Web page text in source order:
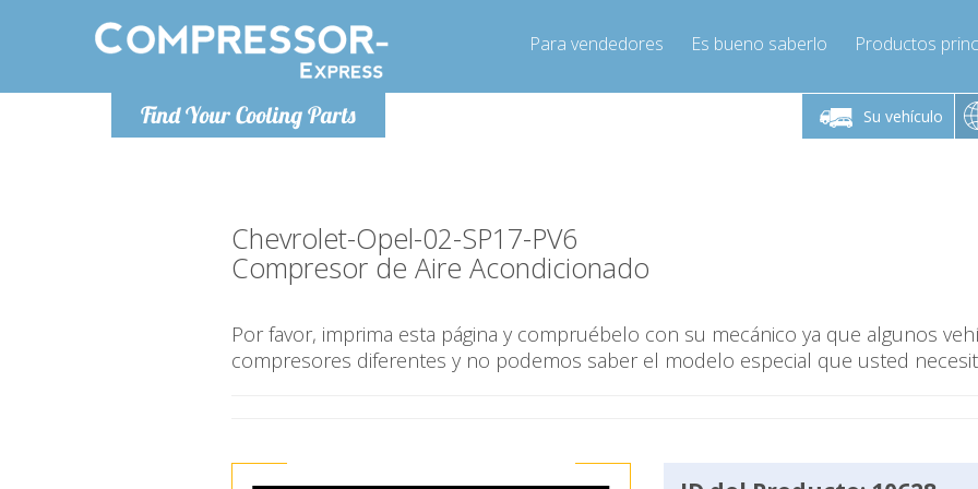
Find Your Cooling Parts
Para vendedores Es bueno saberlo Productos
Su vehículo
De lunes a viernes de 9:00 a De lunes a viernes de 9:00 a
16:00
Info@compressor-express.es
De lunes a
Chevrolet-Opel-02-SP17-PV6
Compresor de Aire Acondicionado
Por favor, imprima esta página y compruébelo con su mecánico ya que algunos
compresores diferentes y no podemos saber el modelo especial que usted